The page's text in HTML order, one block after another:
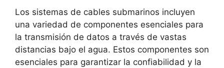
Los sistemas de cables submarinos incluyen
una variedad de componentes esenciales para
la transmisión de datos a través de vastas
distancias bajo el agua. Estos componentes son
esenciales para garantizar la confiabilidad y la